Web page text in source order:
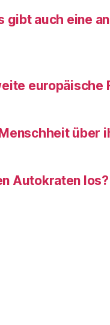
gibt auch eine
europäische
über
Autokraten los?